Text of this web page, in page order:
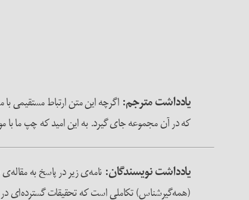
یادداشت مترجم: اگرچه این متن ارتباط مستقیمی
که در آن مجموعه جای گیرد. به این امید که چپ ما
یادداشت نویسندگان: نامه‌ی زیر در پاسخ به مقاله‌ی
(همه‌گیرشناس) تکاملی است که تحقیقات گسترده‌ای